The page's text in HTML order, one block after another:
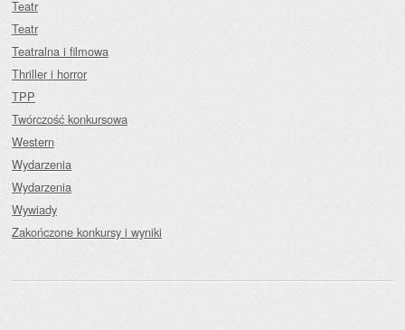
Teatr
Teatr
Teatralna i filmowa
Thriller i horror
TPP
Twórczość konkursowa
Western
Wydarzenia
Wydarzenia
Wywiady
Zakończone konkursy i wyniki